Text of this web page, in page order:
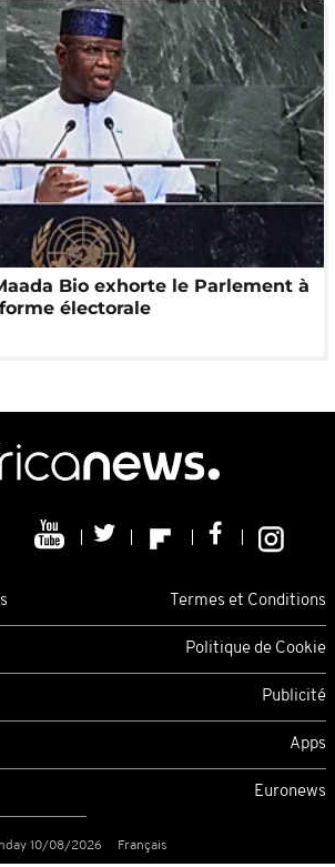
Bio exhorte le Parlement à
électorale
Termes et Conditions
Politique de Cookie
Publicité
Apps
Euronews
10/08/2026